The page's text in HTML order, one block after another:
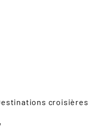
croisières